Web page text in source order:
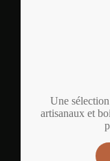
Une
artisanaux et